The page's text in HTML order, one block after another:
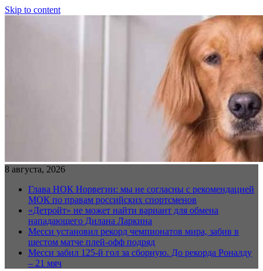
Skip to content
8 августа, 2026
Глава НОК Норвегии: мы не согласны с рекомендацией
МОК по правам российских спортсменов
«Детройт» не может найти вариант для обмена
нападающего Дилана Ларкина
Месси установил рекорд чемпионатов мира, забив в
шестом матче плей‑офф подряд
Месси забил 125-й гол за сборную. До рекорда Роналду
– 21 мяч